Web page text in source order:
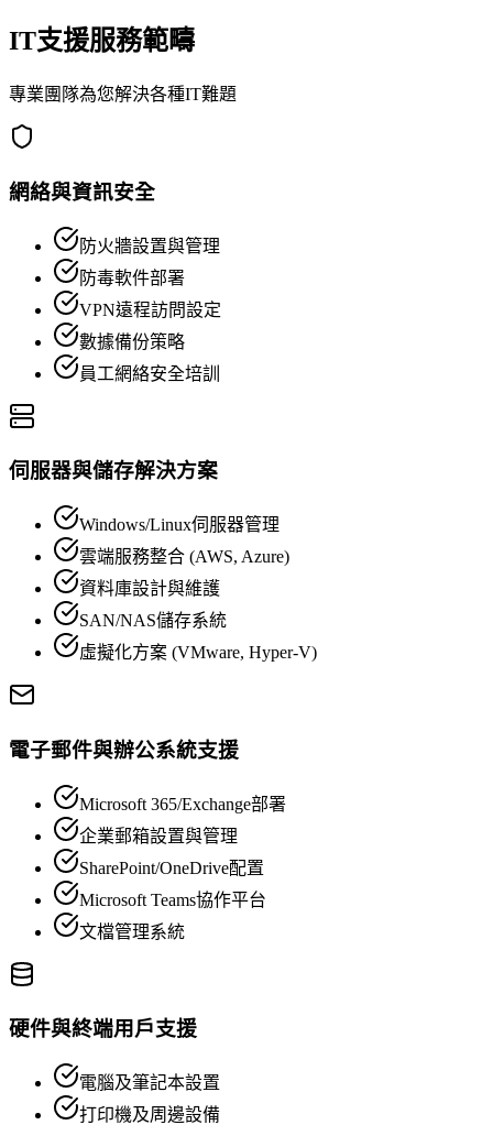
IT支援服務範疇
專業團隊為您解決各種IT難題
網絡與資訊安全
防火牆設置與管理
防毒軟件部署
VPN遠程訪問設定
數據備份策略
員工網絡安全培訓
伺服器與儲存解決方案
Windows/Linux伺服器管理
雲端服務整合 (AWS, Azure)
資料庫設計與維護
SAN/NAS儲存系統
虛擬化方案 (VMware, Hyper-V)
電子郵件與辦公系統支援
Microsoft 365/Exchange部署
企業郵箱設置與管理
SharePoint/OneDrive配置
Microsoft Teams協作平台
文檔管理系統
硬件與終端用戶支援
電腦及筆記本設置
打印機及周邊設備